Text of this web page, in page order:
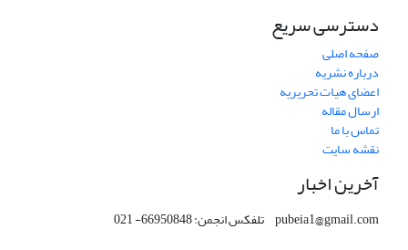
دسترسی سریع
صفحه اصلی
درباره نشریه
اعضای هیات تحریریه
ارسال مقاله
تماس با ما
نقشه سایت
آخرین اخبار
pubeia1@gmail.com تلفکس انجمن: 66950848- 021